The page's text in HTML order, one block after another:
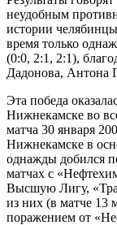
неудобным
истории
время только
(0:0, 2:1, 2:1),
Дадонова, Антона
Эта победа
Нижнекамске во
матча 30 января
Нижнекамске в
однажды добился
матчах с
Высшую Лигу,
из них (в матче 13
поражением от